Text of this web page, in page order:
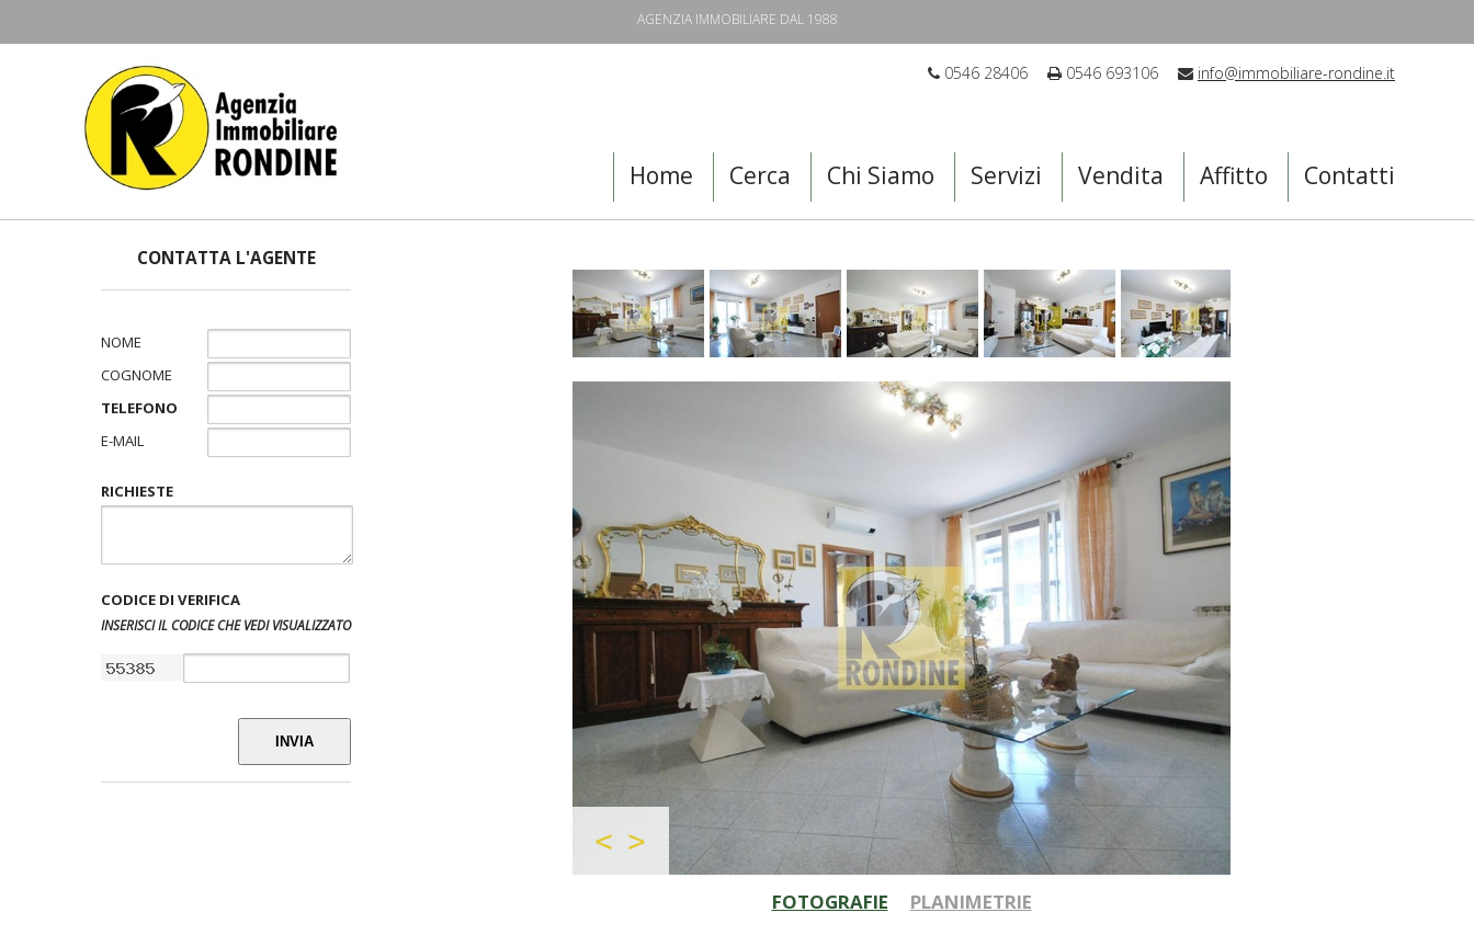
AGENZIA IMMOBILIARE DAL 1988
0546 28406 0546 693106 info@immobiliare-rondine.it
Home Cerca Chi Siamo Servizi Vendita Affitto Contatti
CONTATTA L'AGENTE
NOME
COGNOME
TELEFONO
E-MAIL
RICHIESTE
CODICE DI VERIFICA
INSERISCI IL CODICE CHE VEDI VISUALIZZATO
INVIA
FOTOGRAFIE PLANIMETRIE